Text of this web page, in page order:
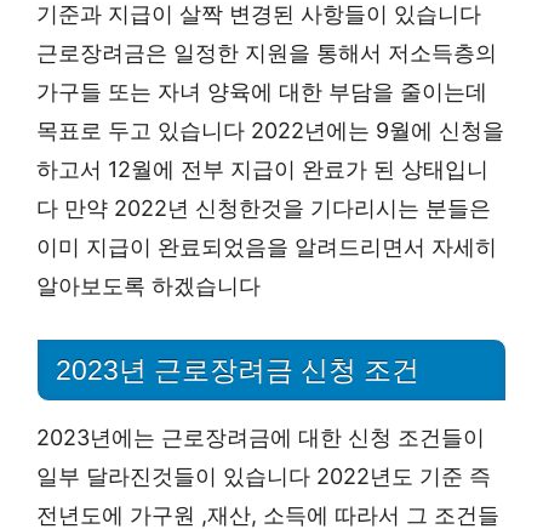
기준과 지급이 살짝 변경된 사항들이 있습니다
근로장려금은 일정한 지원을 통해서 저소득층의
가구들 또는 자녀 양육에 대한 부담을 줄이는데
목표로 두고 있습니다 2022년에는 9월에 신청을
하고서 12월에 전부 지급이 완료가 된 상태입니
다 만약 2022년 신청한것을 기다리시는 분들은
이미 지급이 완료되었음을 알려드리면서 자세히
알아보도록 하겠습니다
2023년 근로장려금 신청 조건
2023년에는 근로장려금에 대한 신청 조건들이
일부 달라진것들이 있습니다 2022년도 기준 즉
전년도에 가구원 ,재산, 소득에 따라서 그 조건들